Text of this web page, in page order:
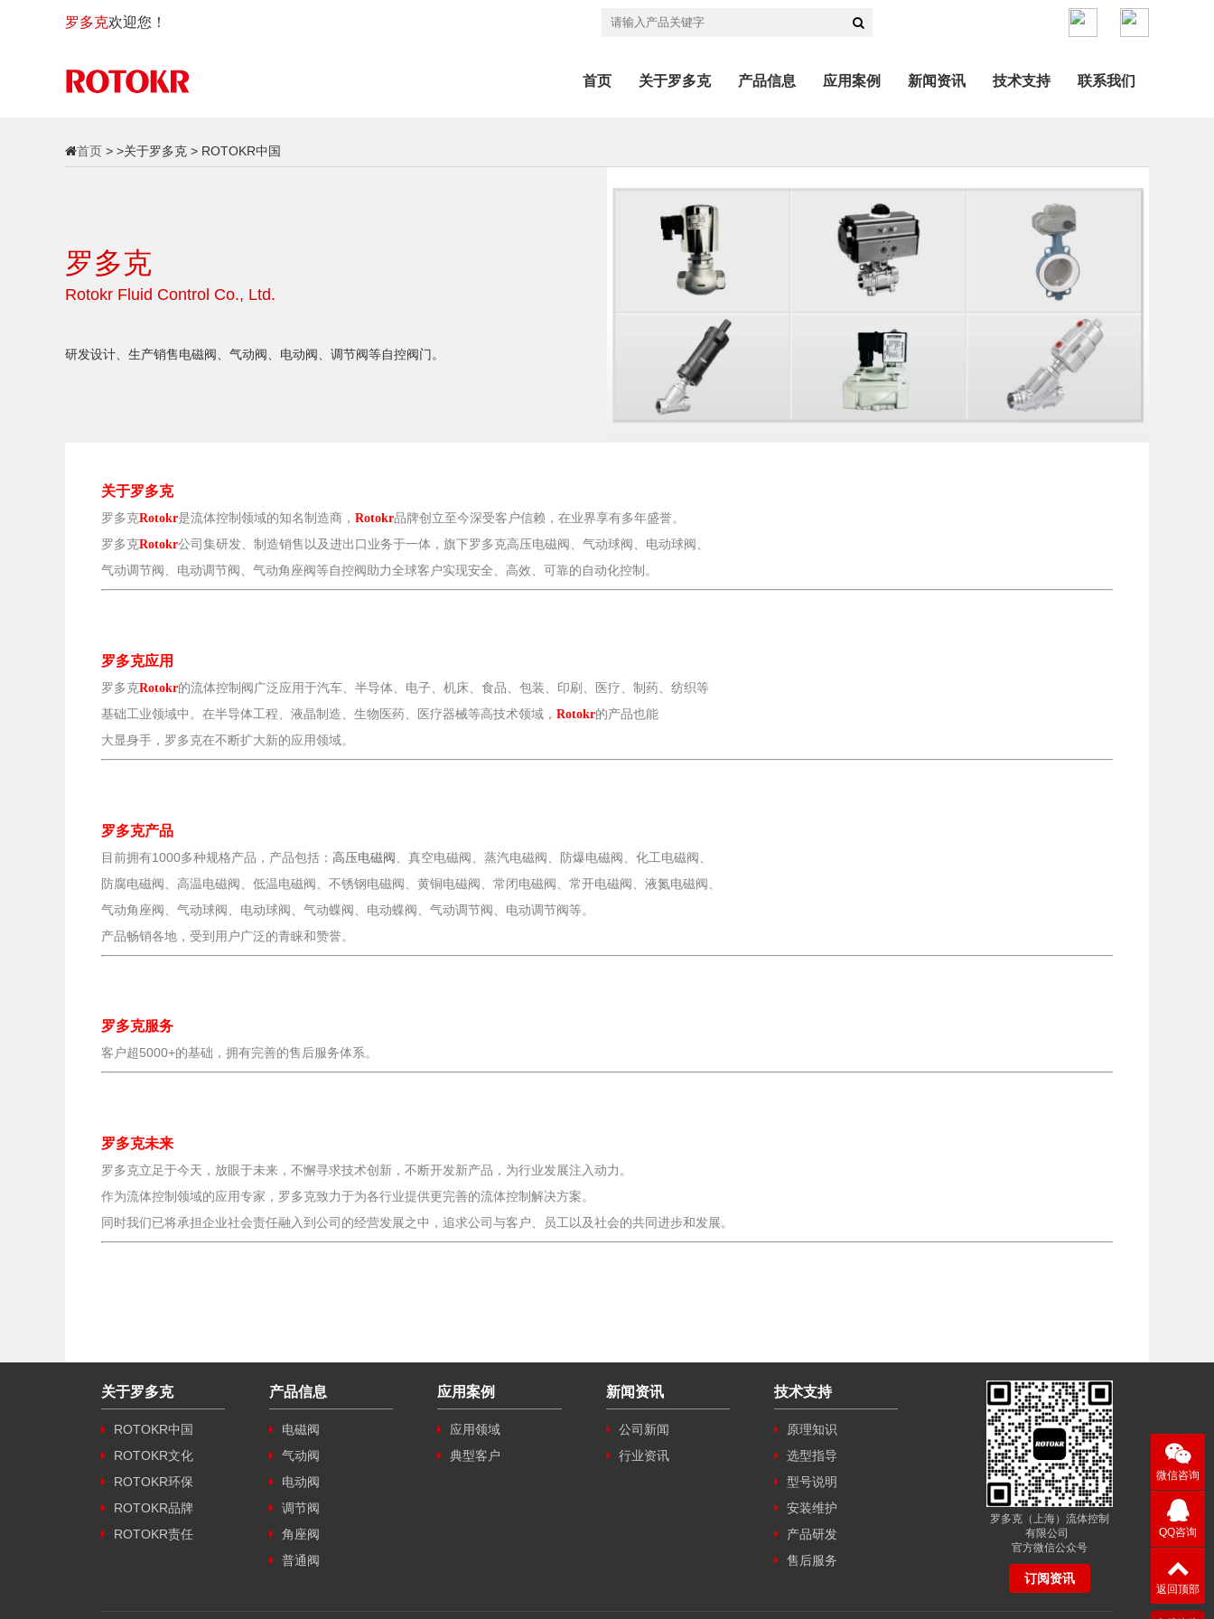
罗多克欢迎您！
首页 关于罗多克 产品信息 应用案例 新闻资讯 技术支持 联系我们
首页 > >关于罗多克 > ROTOKR中国
罗多克
Rotokr Fluid Control Co., Ltd.
研发设计、生产销售电磁阀、气动阀、电动阀、调节阀等自控阀门。
关于罗多克
罗多克Rotokr是流体控制领域的知名制造商， Rotokr品牌创立至今深受客户信赖，在业界享有多年盛誉。
罗多克Rotokr公司集研发、制造销售 以及进出口业务于一体，旗下罗多克高压电磁阀、气动球阀、 电动球阀、
气动调节阀、电动调节阀、气动角座阀等自控阀助力全球客户实现安全、高效、可靠的自动化控制 。
罗多克应用
罗多克Rotokr的流体控制阀广泛应用于汽车、半导体、电子、机床、食品、包装、印刷、医疗、制药、纺织等
基础工业领域中。在半导体工程、液晶制造、生物医药、医疗器械等高技术领域， Rotokr的产品也能
大显身手，罗多克在不断扩大新的应用领域。
罗多克产品
目前拥有1000多种规格产品，产品包括： 高压电磁阀 、真空电磁阀、蒸汽电磁阀、防爆电磁阀、化工电磁阀、
防腐电磁阀、高温电磁阀、低温电磁阀、不锈钢电磁阀、黄铜电磁阀、常闭电磁阀、常开电磁阀、液氮电磁阀、
气动角座阀、气动球阀、电动球阀、气动蝶阀、电动蝶阀、气动调节阀、电动调节阀等。
产品畅销各地，受到用户广泛的青睐和赞誉。
罗多克服务
客户超5000+的基础，拥有完善的售后服务体系。
罗多克未来
罗多克立足于今天，放眼于未来，不懈寻求技术创新，不断开发新产品，为行业发展注入动力。
作为流体控制领域的应用专家，罗多克致力于为各行业提供更完善的流体控制解决方案。
同时我们已将承担企业社会责任融入到公司的经营发展之中，追求公司与客户、员工以及社会的共同进步和发展。
关于罗多克
ROTOKR中国
ROTOKR文化
ROTOKR环保
ROTOKR品牌
ROTOKR责任
产品信息
电磁阀
气动阀
电动阀
调节阀
角座阀
普通阀
应用案例
应用领域
典型客户
新闻资讯
公司新闻
行业资讯
技术支持
原理知识
选型指导
型号说明
安装维护
产品研发
售后服务
罗多克（上海）流体控制
有限公司
官方微信公众号
订阅资讯
微信咨询
QQ咨询
返回顶部